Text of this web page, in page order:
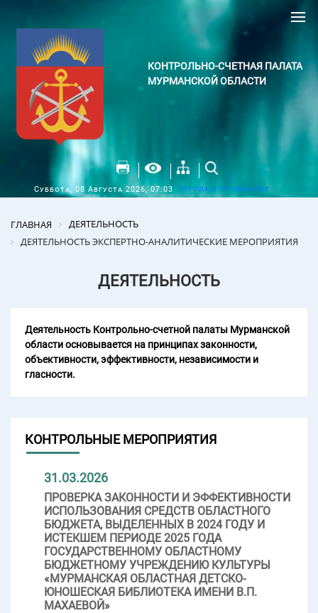
КОНТРОЛЬНО-СЧЕТНАЯ ПАЛАТА
МУРМАНСКОЙ ОБЛАСТИ
Суббота, 08 Августа 2026, 07:03 Погода в Мурманске
ГЛАВНАЯ
ДЕЯТЕЛЬНОСТЬ
ДЕЯТЕЛЬНОСТЬ ЭКСПЕРТНО-АНАЛИТИЧЕСКИЕ МЕРОПРИЯТИЯ
ДЕЯТЕЛЬНОСТЬ
Деятельность Контрольно-счетной палаты Мурманской
области основывается на принципах законности,
объективности, эффективности, независимости и
гласности.
КОНТРОЛЬНЫЕ МЕРОПРИЯТИЯ
31.03.2026
ПРОВЕРКА ЗАКОННОСТИ И ЭФФЕКТИВНОСТИ
ИСПОЛЬЗОВАНИЯ СРЕДСТВ ОБЛАСТНОГО
БЮДЖЕТА, ВЫДЕЛЕННЫХ В 2024 ГОДУ И
ИСТЕКШЕМ ПЕРИОДЕ 2025 ГОДА
ГОСУДАРСТВЕННОМУ ОБЛАСТНОМУ
БЮДЖЕТНОМУ УЧРЕЖДЕНИЮ КУЛЬТУРЫ
«МУРМАНСКАЯ ОБЛАСТНАЯ ДЕТСКО-
ЮНОШЕСКАЯ БИБЛИОТЕКА ИМЕНИ В.П.
МАХАЕВОЙ»